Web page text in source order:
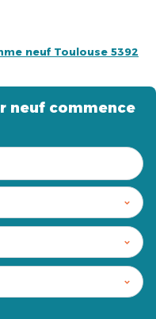
neuf Toulouse 5392
neuf commence